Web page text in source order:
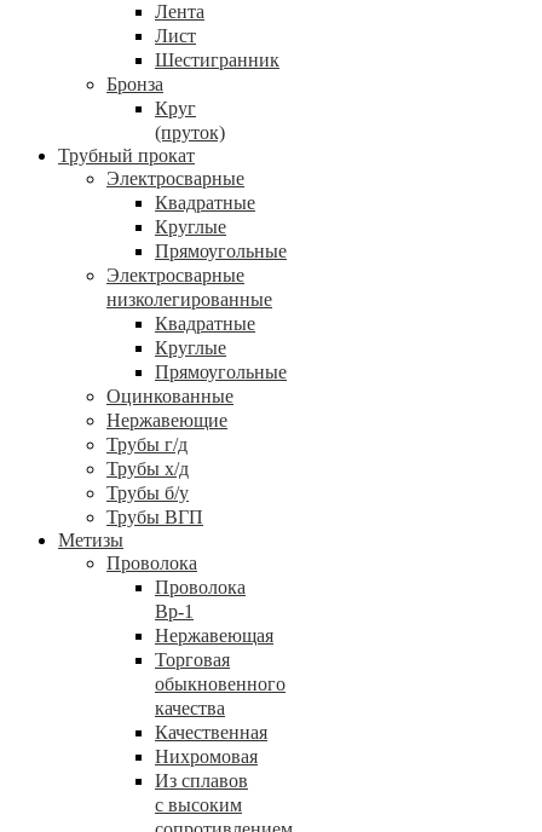
Лента
Лист
Шестигранник
Бронза
Круг
(пруток)
Трубный прокат
Электросварные
Квадратные
Круглые
Прямоугольные
Электросварные
низколегированные
Квадратные
Круглые
Прямоугольные
Оцинкованные
Нержавеющие
Трубы г/д
Трубы х/д
Трубы б/у
Трубы ВГП
Метизы
Проволока
Проволока
Вр-1
Нержавеющая
Торговая
обыкновенного
качества
Качественная
Нихромовая
Из сплавов
с высоким